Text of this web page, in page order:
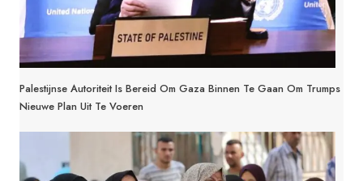
Palestijnse Autoriteit Is Bereid Om Gaza Binnen Te Gaan Om Trumps
Nieuwe Plan Uit Te Voeren